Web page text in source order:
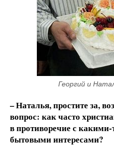
Георгий и
– Наталья, простите за,
вопрос: как часто
в противоречие с
бытовыми интересами?